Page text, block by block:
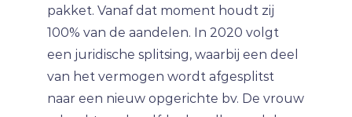
pakket. Vanaf dat moment houdt zij
100% van de aandelen. In 2020 volgt
een juridische splitsing, waarbij een deel
van het vermogen wordt afgesplitst
naar een nieuw opgerichte bv. De vrouw